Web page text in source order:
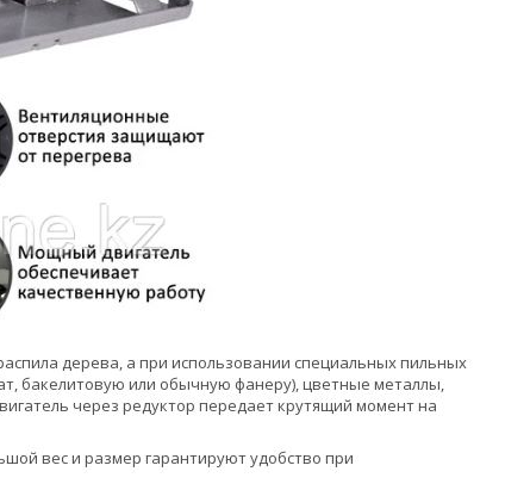
дерева, а при использовании специальных пильных
бакелитовую или обычную фанеру), цветные металлы,
через редуктор передает крутящий момент на
вес и размер гарантируют удобство при